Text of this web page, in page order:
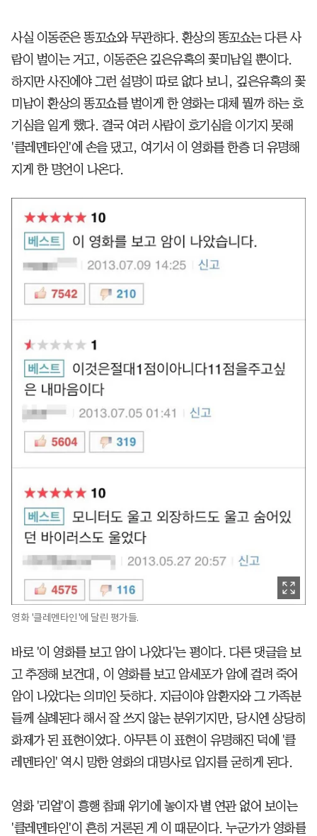
사실 이동준은 똥꼬쇼와 무관하다. 환상의 똥꼬쇼는 다른 사
람이 벌이는 거고, 이동준은 깊은유혹의 꽃미남일 뿐이다.
하지만 사진에야 그런 설명이 따로 없다 보니, 깊은유혹의 꽃
미남이 환상의 똥꼬쇼를 벌이게 한 영화는 대체 뭘까 하는 호
기심을 일게 했다. 결국 여러 사람이 호기심을 이기지 못해
'클레멘타인'에 손을 댔고, 여기서 이 영화를 한층 더 유명해
지게 한 명언이 나온다.
영화 '클레멘타인'에 달린 평가들.
바로 '이 영화를 보고 암이 나았다'는 평이다. 다른 댓글을 보
고 추정해 보건대, 이 영화를 보고 암세포가 암에 걸려 죽어
암이 나았다는 의미인 듯하다. 지금이야 암환자와 그 가족분
들께 실례된다 해서 잘 쓰지 않는 분위기지만, 당시엔 상당히
화제가 된 표현이었다. 아무튼 이 표현이 유명해진 덕에 '클
레멘타인' 역시 망한 영화의 대명사로 입지를 굳히게 된다.
영화 '리얼'이 흥행 참패 위기에 놓이자 별 연관 없어 보이는
'클레멘타인'이 흔히 거론된 게 이 때문이다. 누군가가 영화를